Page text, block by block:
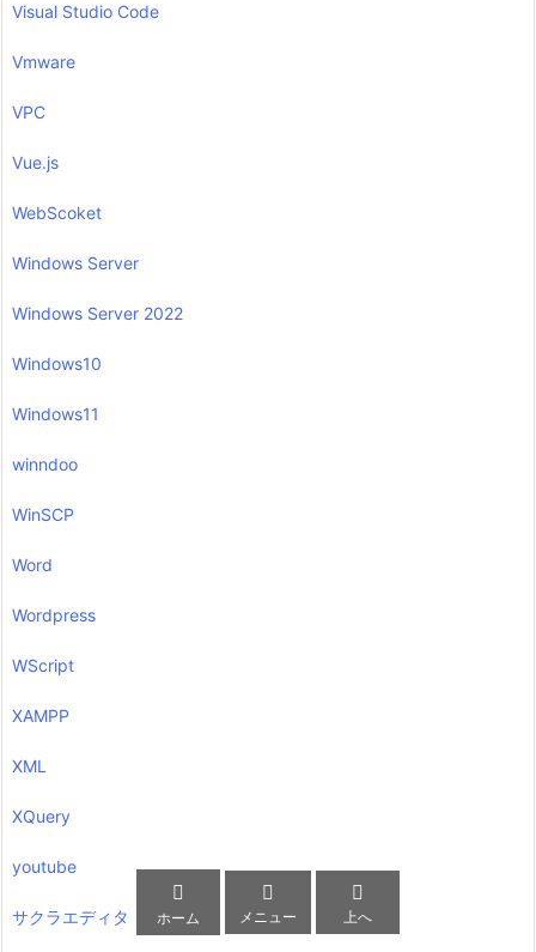
Visual Studio Code
Vmware
VPC
Vue.js
WebScoket
Windows Server
Windows Server 2022
Windows10
Windows11
winndoo
WinSCP
Word
Wordpress
WScript
XAMPP
XML
XQuery
youtube
サクラエディタ

ホーム

メニュー

上へ